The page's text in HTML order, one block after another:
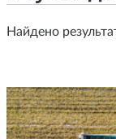
Найдено